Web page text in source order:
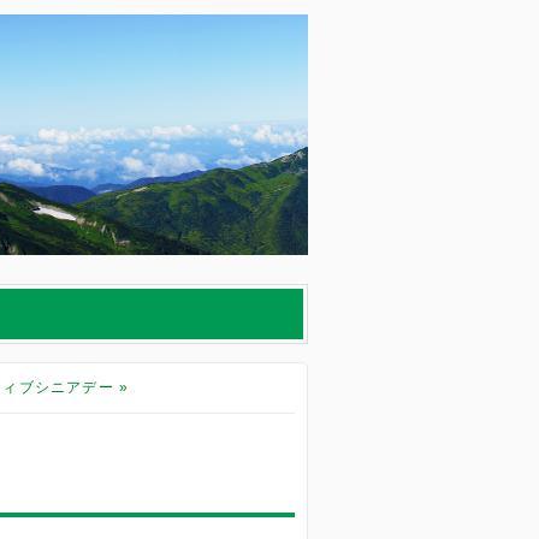
ブシニアデー »